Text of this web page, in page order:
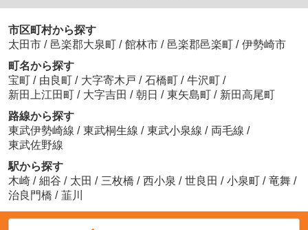
市区町村から探す
太田市 / 邑楽郡大泉町 / 館林市 / 邑楽郡邑楽町 / 伊勢崎市
町名から探す
宝町 / 由良町 / 大字寄木戸 / 石橋町 / 牛沢町 /
新田上江田町 / 大字吉田 / 朝日 / 東矢島町 / 新田高尾町
路線から探す
東武伊勢崎線 / 東武桐生線 / 東武小泉線 / 両毛線 /
東武佐野線
駅から探す
木崎 / 細谷 / 太田 / 三枚橋 / 西小泉 / 世良田 / 小泉町 / 竜舞 /
治良門橋 / 韮川